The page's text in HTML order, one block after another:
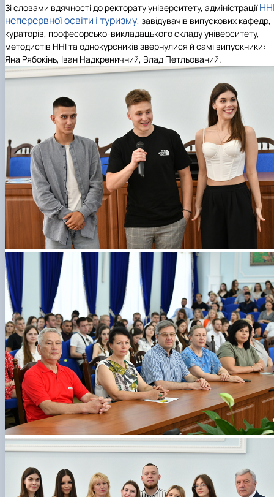
Зі словами вдячності до ректорату університету, адміністрації
неперервної освіти і туризму, завідувачів випускових кафедр,
кураторів, професорсько-викладацького складу університету,
методистів ННІ та однокурсників звернулися й самі випускники:
Яна Рябокінь, Іван Надкреничний, Влад Петльований.